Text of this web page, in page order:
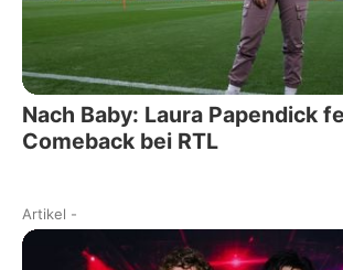
Nach Baby: Laura Papendick
Comeback bei RTL
Artikel -